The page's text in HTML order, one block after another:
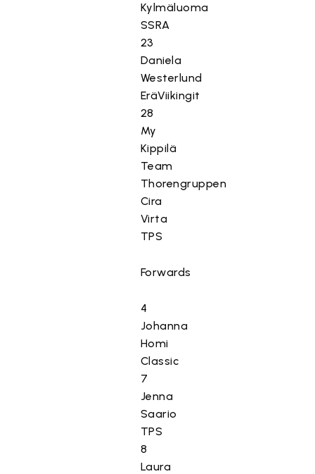
Kylmäluoma
SSRA
23
Daniela
Westerlund
EräViikingit
28
My
Kippilä
Team
Thorengruppen
Cira
Virta
TPS
Forwards
4
Johanna
Homi
Classic
7
Jenna
Saario
TPS
8
Laura